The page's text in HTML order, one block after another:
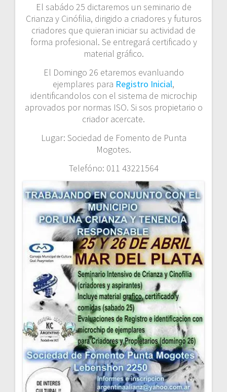
El sabádo 25 dictaremos un seminario de
Crianza y Cinófilia, dirigido a criadores y futuros
criadores que quieran iniciar su actividad de
forma profesional. Se entregará certificado y
material gráfico.
El Domingo 26 etaremos evanluando
ejemplares para Registro Inicial,
identificandolos con el sistema de microchip
aprovados por normas ISO. Si sos propietario o
criador acercate.
Lugar: Sociedad de Fomento de Punta
Mogotes.
Telefóno: 011 43221564